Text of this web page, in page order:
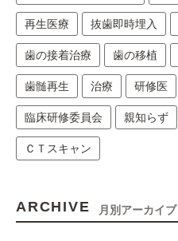
再生医療 抜歯即時埋入
歯の接着治療 歯の移植
歯髄再生 治療 研修医
臨床研修委員会 親知らず
ＣＴスキャン
ARCHIVE 月別アーカイブ